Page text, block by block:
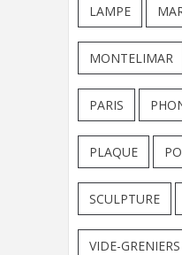
LAMPE
MONTELIMAR
PARIS
PLAQUE
SCULPTURE
VIDE-GRENIERS